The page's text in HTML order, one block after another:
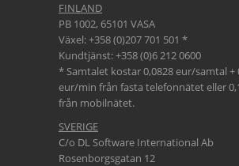
FINLAND
PB 1002, 65101 VASA
Växel: +358 (0)207 701 501 *
Kundtjänst: +358 (0)6 212 0600
* Samtalet kostar 0,0828 eur/samtal +
eur/min från fasta telefonnätet eller
från mobilnätet.
SVERIGE
C/o DL Software International Ab
Rosenborgsgatan 12